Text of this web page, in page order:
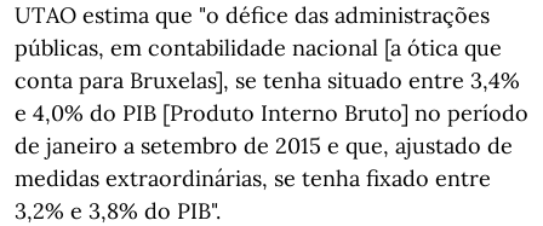
UTAO estima que "o défice das administrações
públicas, em contabilidade nacional [a ótica que
conta para Bruxelas], se tenha situado entre 3,4%
e 4,0% do PIB [Produto Interno Bruto] no período
de janeiro a setembro de 2015 e que, ajustado de
medidas extraordinárias, se tenha fixado entre
3,2% e 3,8% do PIB".